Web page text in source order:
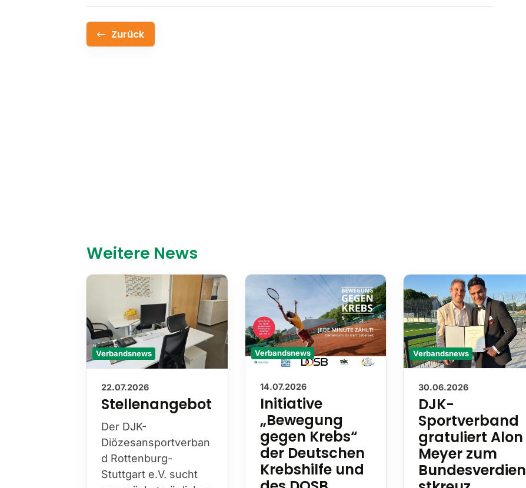
Zurück
Weitere News
Verbandsnews
22.07.2026
Stellenangebot
Der DJK-
Diözesansportverban
d Rottenburg-
Stuttgart e.V. sucht
Verbandsnews
14.07.2026
Initiative
„Bewegung
gegen Krebs“
der Deutschen
Krebshilfe und
Verbandsnews
30.06.2026
DJK-
Sportverband
gratuliert Alon
Meyer zum
Bundesverdien